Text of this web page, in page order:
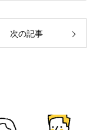
次の記事